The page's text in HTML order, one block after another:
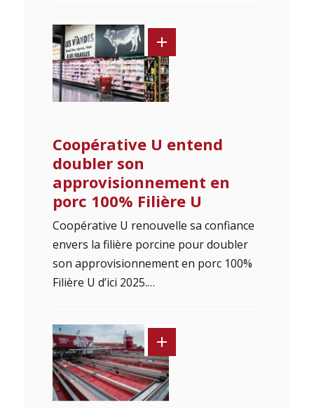
Coopérative U entend
doubler son
approvisionnement en
porc 100% Filière U
Coopérative U renouvelle sa confiance
envers la filière porcine pour doubler
son approvisionnement en porc 100%
Filière U d’ici 2025.…